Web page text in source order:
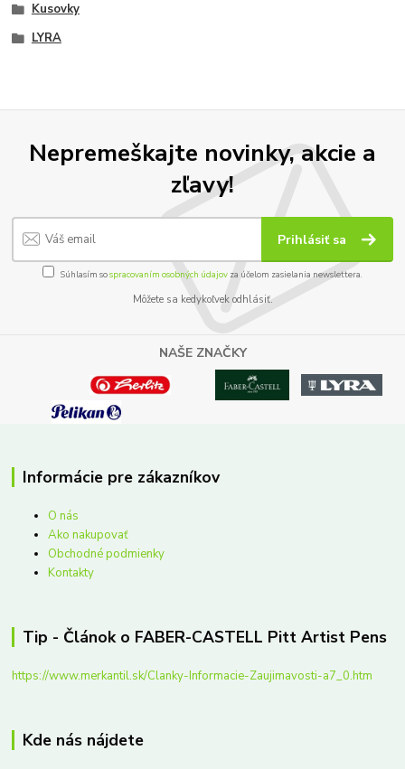
Kusovky
LYRA
Nepremeškajte novinky, akcie a
zľavy!
Prihlásiť sa
Súhlasím sospracovaním osobných údajov za účelom zasielania newslettera.
Môžete sa kedykoľvek odhlásiť.
NAŠE ZNAČKY
Informácie pre zákazníkov
O nás
Ako nakupovať
Obchodné podmienky
Kontakty
Tip - Článok o FABER-CASTELL Pitt Artist Pens
https://www.merkantil.sk/Clanky-Informacie-Zaujimavosti-a7_0.htm
Kde nás nájdete